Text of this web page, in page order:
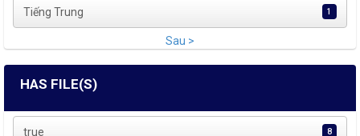
Tiếng Trung 1
Sau >
HAS FILE(S)
true 8